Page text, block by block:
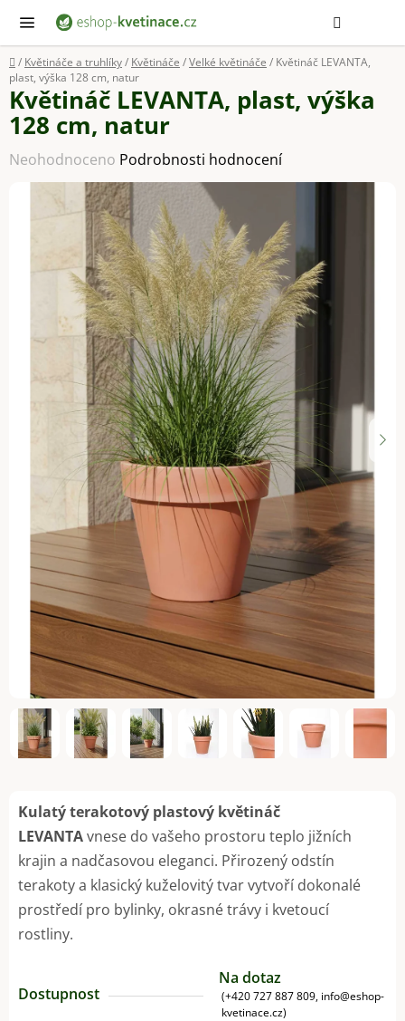
obsah
Domů
/ Květináče a truhlíky/ Květináče /Velké květináče / Květináč LEVANTA,
plast, výška 128 cm, natur
Kulatý terakotový plastový květináč
LEVANTAvnese do vašeho prostoru teplo jižních
krajin a nadčasovou eleganci. Přirozený odstín
terakoty a klasický kuželovitý tvar vytvoří dokonalé
prostředí pro bylinky, okrasné trávy i kvetoucí
rostliny.
Dostupnost
Na dotaz
(+420 727 887 809, info@eshop-
kvetinace.cz)
Květináč LEVANTA, plast, výška
128 cm, natur
Průměrné
hodnocení
produktu
hvězdiček.
Neohodnoceno Podrobnosti hodnocení